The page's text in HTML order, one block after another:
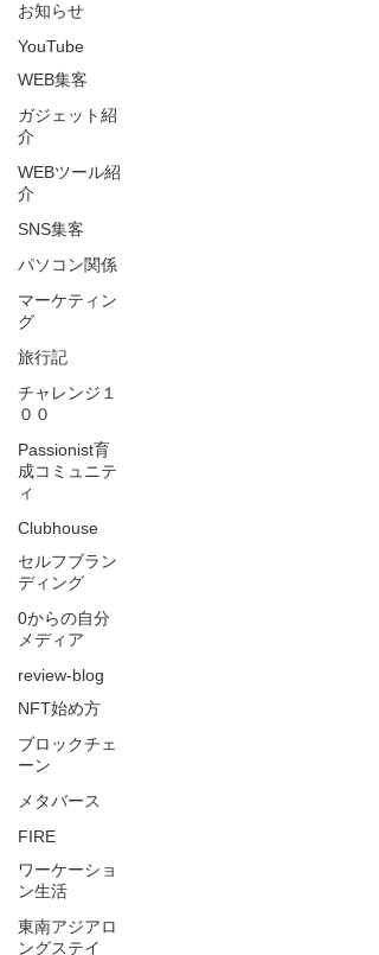
お知らせ
YouTube
WEB集客
ガジェット紹
介
WEBツール紹
介
SNS集客
パソコン関係
マーケティン
グ
旅行記
チャレンジ１
００
Passionist育
成コミュニテ
ィ
Clubhouse
セルフブラン
ディング
0からの自分
メディア
review-blog
NFT始め方
ブロックチェ
ーン
メタバース
FIRE
ワーケーショ
ン生活
東南アジアロ
ングステイ